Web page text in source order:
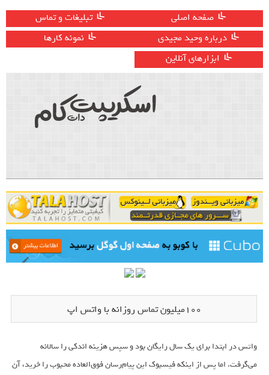
صفحه اصلی
تبلیغات و تماس
درباره وحید مجیدی
نمونه کارها
ابزارهای آنلاین
100میلیون تماس روزانه با واتس اپ
واتس در ابتدا برای یک سال رایگان بود و سپس هزینه اندکی را سالانه
می‌گرفت. اما پس از اینکه فیسبوک‌ این پیام‌رسان فوق‌العاده محبوب را خرید، آن